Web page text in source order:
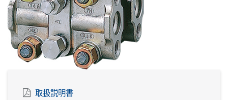
取扱説明書